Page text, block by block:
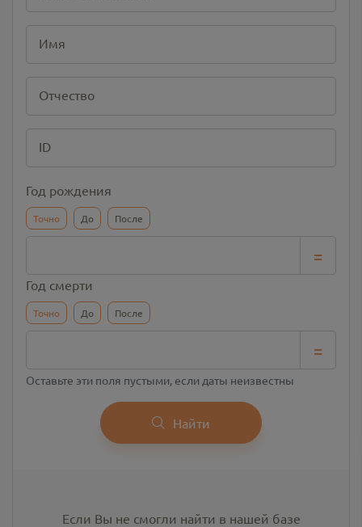
Имя
Отчество
ID
Год рождения
Точно До После
=
Год смерти
Точно До После
=
Оставьте эти поля пустыми, если даты неизвестны
Найти
Если Вы не смогли найти в нашей базе